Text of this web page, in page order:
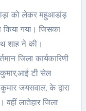
को लेकर महुआडांड़
किया गया। जिसका
शाह ने की।
जिला कार्यकारिणी
कुमार,आई टी सेल
जयसवाल, के द्वारा
लातेहार जिला